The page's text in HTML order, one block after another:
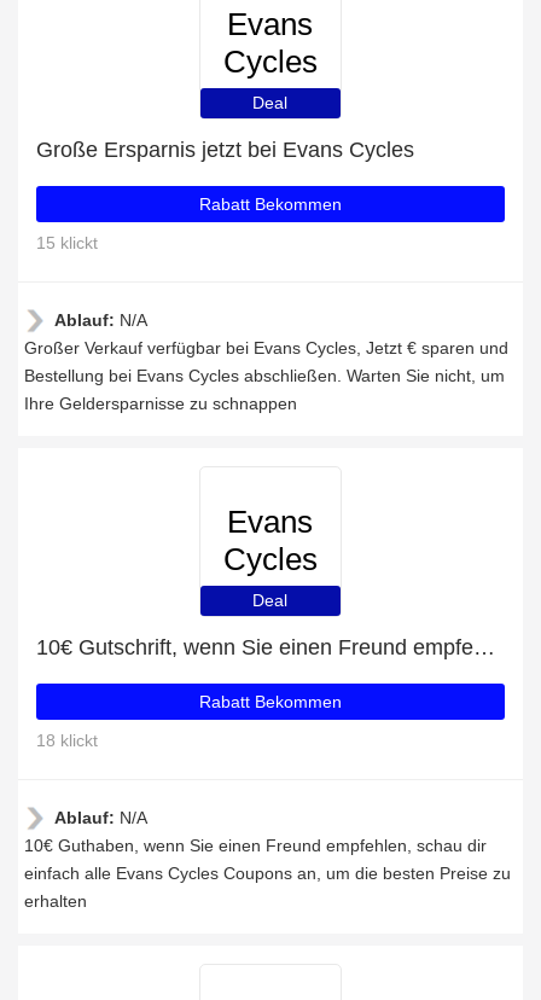
Evans
Cycles
Deal
Große Ersparnis jetzt bei Evans Cycles
Rabatt Bekommen
15 klickt
Ablauf: N/A
Großer Verkauf verfügbar bei Evans Cycles, Jetzt € sparen und
Bestellung bei Evans Cycles abschließen. Warten Sie nicht, um
Ihre Geldersparnisse zu schnappen
Evans
Cycles
Deal
10€ Gutschrift, wenn Sie einen Freund empfehlen
Rabatt Bekommen
18 klickt
Ablauf: N/A
10€ Guthaben, wenn Sie einen Freund empfehlen, schau dir
einfach alle Evans Cycles Coupons an, um die besten Preise zu
erhalten